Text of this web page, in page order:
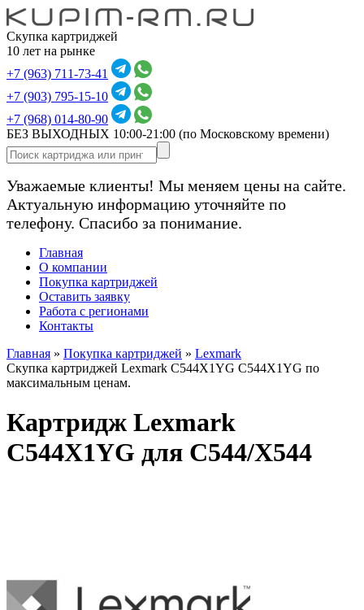
Скупка картриджей
10 лет на рынке
+7 (963) 711-73-41
+7 (903) 795-15-10
+7 (968) 014-80-90
БЕЗ ВЫХОДНЫХ 10:00-21:00 (по Московскому времени)
Уважаемые клиенты! Мы меняем цены на сайте.
Актуальную информацию уточняйте по
телефону. Спасибо за понимание.
Главная
О компании
Покупка картриджей
Оставить заявку
Работа с регионами
Контакты
Главная » Покупка картриджей » Lexmark
Скупка картриджей Lexmark C544X1YG C544X1YG по
максимальным ценам.
Картридж Lexmark
C544X1YG для C544/X544